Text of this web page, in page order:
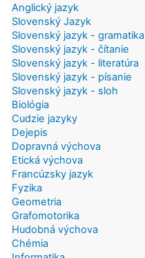
Anglický jazyk
Slovenský Jazyk
Slovenský jazyk - gramatika
Slovenský jazyk - čítanie
Slovenský jazyk - literatúra
Slovenský jazyk - písanie
Slovenský jazyk - sloh
Biológia
Cudzie jazyky
Dejepis
Dopravná výchova
Etická výchova
Francúzsky jazyk
Fyzika
Geometria
Grafomotorika
Hudobná výchova
Chémia